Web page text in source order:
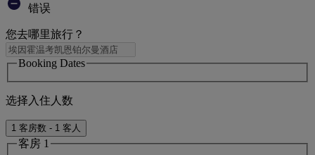
错误
您去哪里旅行？
Booking Dates
选择入住人数
1 客房数 - 1 客人
客房 1